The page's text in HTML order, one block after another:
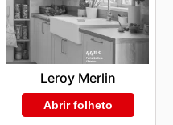
Leroy Merlin
Abrir folheto